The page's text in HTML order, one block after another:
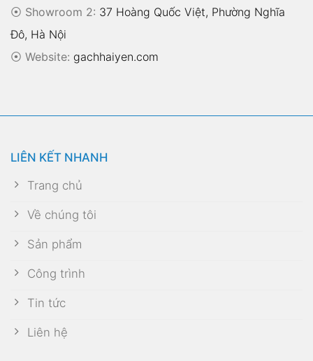
⦿ Showroom 2: 37 Hoàng Quốc Việt, Phường Nghĩa
Đô, Hà Nội
⦿ Website: gachhaiyen.com
LIÊN KẾT NHANH
Trang chủ
Về chúng tôi
Sản phẩm
Công trình
Tin tức
Liên hệ